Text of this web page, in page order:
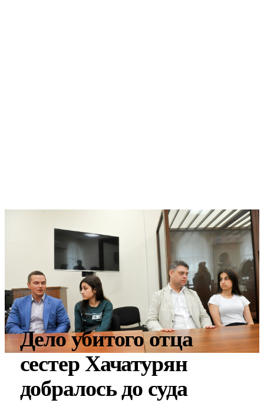
Дело убитого отца
сестер Хачатурян
добралось до суда